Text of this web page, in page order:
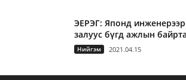
ЭЕРЭГ: Японд
залуус бүгд ажлын
Нийгэм 2021.04.15